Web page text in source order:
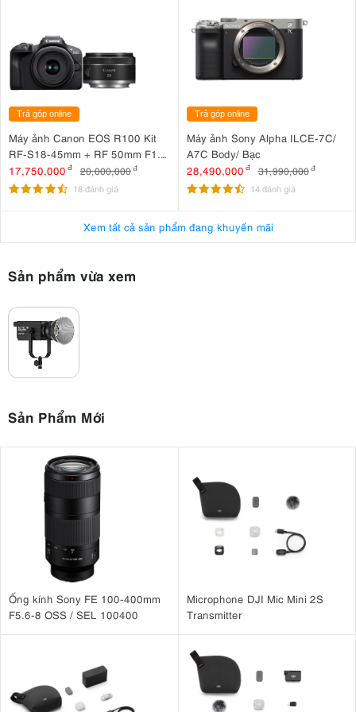
hoạt động hiệu quả giúp đèn duy trì
nhiệt độ ổn định trong thời gian dài, hỗ trợ các buổi quay hình liên tục
mà vẫn đảm bảo hiệu suất ánh sáng tối đa.
2. Công nghệ RGBW tiên tiến – Tự do sáng
tạo màu sắc
Điểm nổi bật nhất của FS-300C nằm ở
hệ thống LED
RGBW hiện đạicho phép tái tạo dải màu rộng với độ chính xác cao.
Công nghệ pha trộn màu tiên tiến giúp người dùng dễ dàng tạo ra
nhiều phong cách ánh sáng khác nhau chỉ với một thiết bị duy nhất.
Đèn hỗ trợ chế độ HSI, cho phép điều chỉnh:
Hue (màu sắc)
Saturation (độ bão hòa)
Intensity (cường độ sáng)
Nhờ đó, người dùng có thể linh hoạt tạo nên các hiệu ứng màu sắc
điện ảnh, ánh sáng nghệ thuật hoặc mô phỏng môi trường ánh sáng
thực tế một cách dễ dàng.
Trả góp online
Máy ảnh Canon EOS R100 Kit
RF-S18-45mm + RF 50mm F1.8
STM
17,750,000 đ 20,000,000đ
18 đánh giá
Trả góp online
Máy ảnh Sony Alpha ILCE-7C/
A7C Body/ Bạc
28,490,000 đ 31,990,000 đ
14 đánh giá
Xem tất cả sản phẩm đang khuyến mãi
Sản phẩm vừa xem
Sản Phẩm Mới
Ống kính Sony FE 100-400mm
F5.6-8 OSS / SEL 100400
Microphone DJI Mic Mini 2S
Transmitter